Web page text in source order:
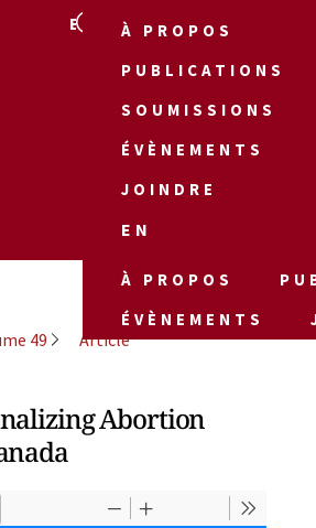
EN
À PROPOS
PUBLICATIONS
SOUMISSIONS
ÉVÈNEMENTS
JOINDRE
EN
À PROPOS
ÉVÈNEMENTS
49 Article
Abortion